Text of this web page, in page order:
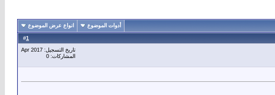
أدوات الموضوع انواع عرض الموضوع
1
تاريخ التسجيل: Apr 2017
المشاركات: 0